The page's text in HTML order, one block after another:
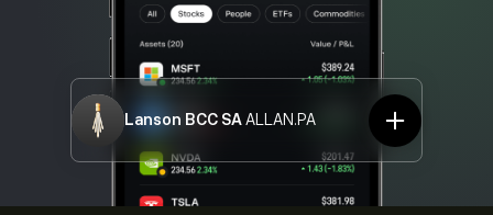
Lanson BCC SAALLAN.PA